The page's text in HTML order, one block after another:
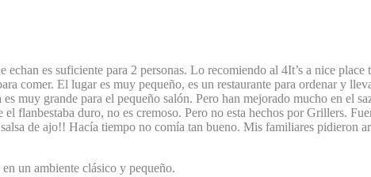
es suficiente para 2 personas. Lo recomiendo al 4It’s a nice
comer. El lugar es muy pequeño, es un restaurante para ordenar y
muy grande para el pequeño salón. Pero han mejorado mucho en el
flanbestaba duro, no es cremoso. Pero no esta hechos por Grillers.
de ajo!! Hacía tiempo no comía tan bueno. Mis familiares pidieron
un ambiente clásico y pequeño.